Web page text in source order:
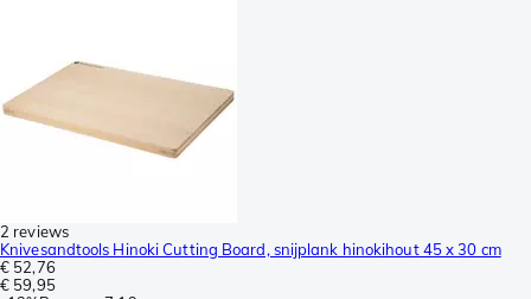
2 reviews
Knivesandtools Hinoki Cutting Board, snijplank hinokihout 45 x 30 cm
€ 52,76
€ 59,95